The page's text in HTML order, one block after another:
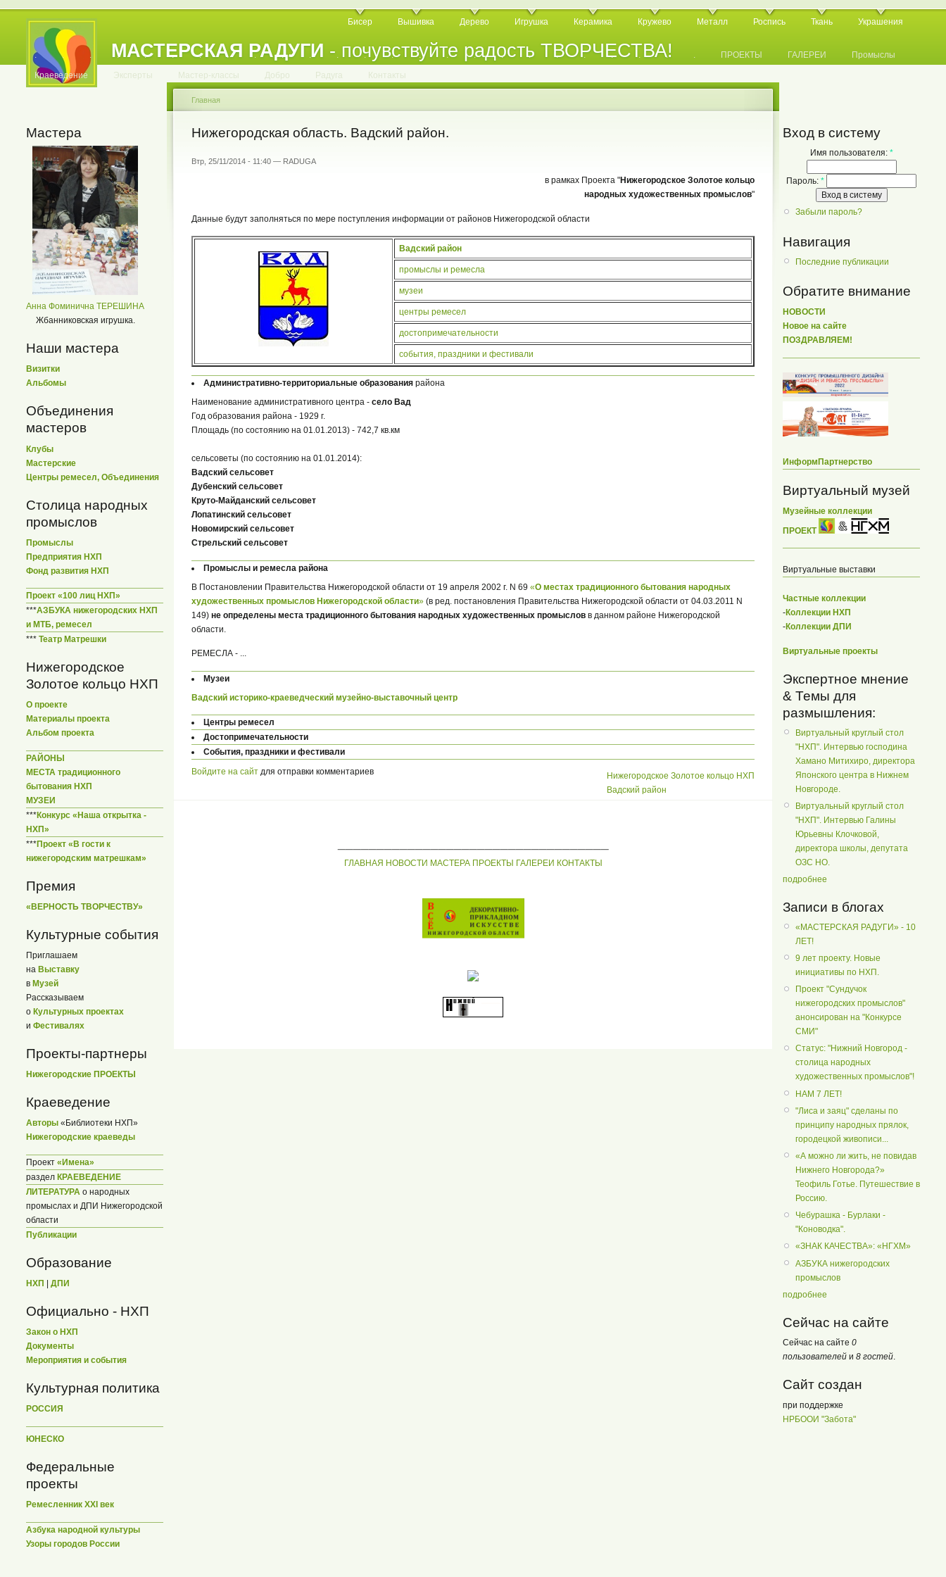
МАСТЕРСКАЯ РАДУГИ - почувствуйте радость ТВОРЧЕСТВА!
Бисер Вышивка Дерево Игрушка Керамика Кружево Металл Роспись Ткань Украшения
. . . . . . . . . . . . . . . . . . . . . . . . . ПРОЕКТЫ ГАЛЕРЕИ Промыслы
Краеведение Эксперты Мастер-классы Добро Радуга Контакты
Мастера
Анна Фоминична ТЕРЕШИНА
Жбанниковская игрушка.
Наши мастера
Визитки
Альбомы
Объединения
мастеров
Клубы
Мастерские
Центры ремесел, Объединения
Столица народных
промыслов
Промыслы
Предприятия НХП
Фонд развития НХП
Проект «100 лиц НХП»
***АЗБУКА нижегородских НХП
и МТБ, ремесел
*** Театр Матрешки
Нижегородское
Золотое кольцо НХП
О проекте
Материалы проекта
Альбом проекта
РАЙОНЫ
МЕСТА традиционного
бытования НХП
МУЗЕИ
***Конкурс «Наша открытка -
НХП»
***Проект «В гости к
нижегородским матрешкам»
Премия
«ВЕРНОСТЬ ТВОРЧЕСТВУ»
Культурные события
Приглашаем
на Выставку
в Музей
Рассказываем
о Культурных проектах
и Фестивалях
Проекты-партнеры
Нижегородские ПРОЕКТЫ
Краеведение
Авторы «Библиотеки НХП»
Нижегородские краеведы
Проект «Имена»
раздел КРАЕВЕДЕНИЕ
ЛИТЕРАТУРА о народных
промыслах и ДПИ Нижегородской
области
Публикации
Образование
НХП ДПИ
Официально - НХП
Закон о НХП
Документы
Мероприятия и события
Культурная политика
РОССИЯ
ЮНЕСКО
Федеральные
проекты
Ремесленник XXI век
Азбука народной культуры
Узоры городов России
Главная
Нижегородская область. Вадский район.
Втр, 25/11/2014 - 11:40 — RADUGA
в рамках Проекта "Нижегородское Золотое кольцо
народных художественных промыслов"
Данные будут заполняться по мере поступления информации от районов Нижегородской области
Вадский район
промыслы и ремесла
музеи
центры ремесел
достопримечательности
события, праздники и фестивали
Административно-территориальные образования района
Наименование административного центра - село Вад
Год образования района - 1929 г.
Площадь (по состоянию на 01.01.2013) - 742,7 кв.км
сельсоветы (по состоянию на 01.01.2014):
Вадский сельсовет
Дубенский сельсовет
Круто-Майданский сельсовет
Лопатинский сельсовет
Новомирский сельсовет
Стрельский сельсовет
Промыслы и ремесла района
В Постановлении Правительства Нижегородской области от 19 апреля 2002 г. N 69 «О местах традиционного бытования народных
художественных промыслов Нижегородской области» (в ред. постановления Правительства Нижегородской области от 04.03.2011 N
149) не определены места традиционного бытования народных художественных промыслов в данном районе Нижегородской
области.
РЕМЕСЛА - ...
Музеи
Вадский историко-краеведческий музейно-выставочный центр
Центры ремесел
Достопримечательности
События, праздники и фестивали
Нижегородское Золотое кольцо НХП
Вадский район
Войдите на сайт для отправки комментариев
ГЛАВНАЯ НОВОСТИ МАСТЕРА ПРОЕКТЫ ГАЛЕРЕИ КОНТАКТЫ
Вход в систему
Имя пользователя: *
Пароль: *
Забыли пароль?
Навигация
Последние публикации
Обратите внимание
НОВОСТИ
Новое на сайте
ПОЗДРАВЛЯЕМ!
ИнформПартнерство
Виртуальный музей
Музейные коллекции
ПРОЕКТ
Виртуальные выставки
Частные коллекции
-Коллекции НХП
-Коллекции ДПИ
Виртуальные проекты
Экспертное мнение
& Темы для
размышления:
Виртуальный круглый стол
"НХП". Интервью господина
Хамано Митихиро, директора
Японского центра в Нижнем
Новгороде.
Виртуальный круглый стол
"НХП". Интервью Галины
Юрьевны Клочковой,
директора школы, депутата
ОЗС НО.
подробнее
Записи в блогах
«МАСТЕРСКАЯ РАДУГИ» - 10
ЛЕТ!
9 лет проекту. Новые
инициативы по НХП.
Проект "Сундучок
нижегородских промыслов"
анонсирован на "Конкурсе
СМИ"
Статус: "Нижний Новгород -
столица народных
художественных промыслов"!
НАМ 7 ЛЕТ!
"Лиса и заяц" сделаны по
принципу народных прялок,
городецкой живописи...
«А можно ли жить, не повидав
Нижнего Новгорода?»
Теофиль Готье. Путешествие в
Россию.
Чебурашка - Бурлаки -
"Коноводка".
«ЗНАК КАЧЕСТВА»: «НГХМ»
АЗБУКА нижегородских
промыслов
подробнее
Сейчас на сайте
Сейчас на сайте 0
пользователей и 8 гостей
Сайт создан
при поддержке
НРБООИ "Забота"